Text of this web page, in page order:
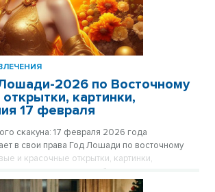
2026 по Восточному
картинки,
17 февраля
скакуна: 17 февраля 2026 года
в свои права Год Лошади по восточному
и красочные открытки, картинки,
и прозе - в нашем обзоре.